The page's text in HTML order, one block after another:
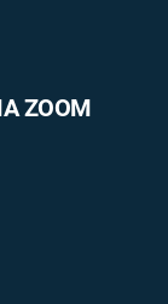
ZOOM